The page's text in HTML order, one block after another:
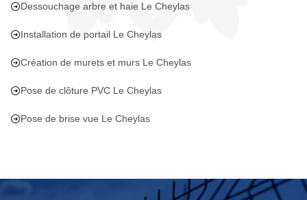
Dessouchage arbre et haie Le Cheylas
Installation de portail Le Cheylas
Création de murets et murs Le Cheylas
Pose de clôture PVC Le Cheylas
Pose de brise vue Le Cheylas